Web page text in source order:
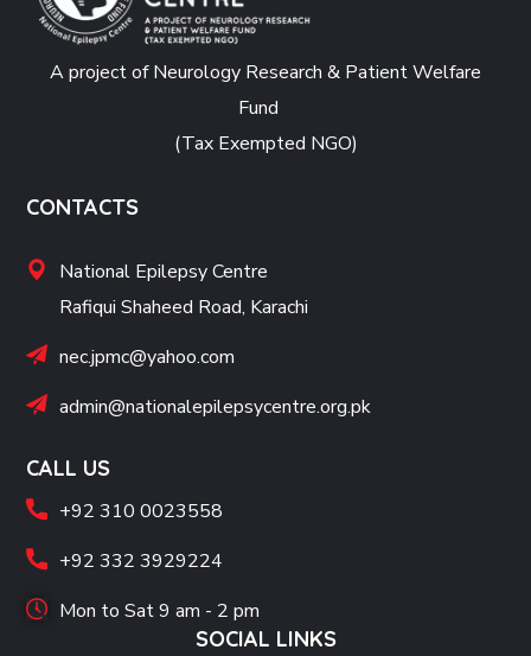
A project of Neurology Research & Patient Welfare
Fund
(Tax Exempted NGO)
CONTACTS
National Epilepsy Centre
Rafiqui Shaheed Road, Karachi
nec.jpmc@yahoo.com
admin@nationalepilepsycentre.org.pk
CALL US
+92 310 0023558
+92 332 3929224
Mon to Sat 9 am - 2 pm
SOCIAL LINKS